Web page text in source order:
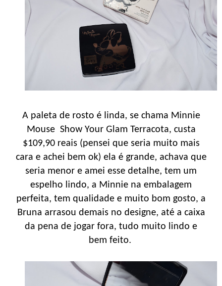
A paleta de rosto é linda, se chama Minnie
Mouse Show Your Glam Terracota, custa
$109,90 reais (pensei que seria muito mais
cara e achei bem ok) ela é grande, achava que
seria menor e amei esse detalhe, tem um
espelho lindo, a Minnie na embalagem
perfeita, tem qualidade e muito bom gosto, a
Bruna arrasou demais no designe, até a caixa
da pena de jogar fora, tudo muito lindo e
bem feito.